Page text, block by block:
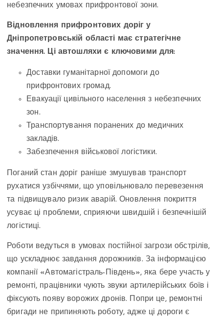
небезпечних умовах прифронтової зони.
Відновлення прифронтових доріг у
Дніпропетровській області має стратегічне
значення. Ці автошляхи є ключовими для:
Доставки гуманітарної допомоги до
прифронтових громад.
Евакуації цивільного населення з небезпечних
зон.
Транспортування поранених до медичних
закладів.
Забезпечення військової логістики.
Поганий стан доріг раніше змушував транспорт
рухатися узбіччями, що уповільнювало перевезення
та підвищувало ризик аварій. Оновлення покриття
усуває ці проблеми, сприяючи швидшій і безпечнішій
логістиці.
Роботи ведуться в умовах постійної загрози обстрілів,
що ускладнює завдання дорожників. За інформацією
компанії «Автомагістраль-Південь», яка бере участь у
ремонті, працівники чують звуки артилерійських боїв і
фіксують появу ворожих дронів. Попри це, ремонтні
бригади не припиняють роботу, адже ці дороги є